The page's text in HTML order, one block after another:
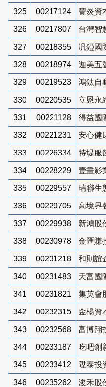
325 00217124 豐炎資
326 00217807 台灣智
327 00218355 汎錏國
328 00218974 迦美五
329 00219523 鴻鈦自
330 00220535 立恩永
331 00221128 得益國
332 00221231 安心健
333 00226334 特堤服
334 00228229 壹畫影
335 00229557 瑞聯生
336 00229705 高境界
337 00229938 新鴻股
338 00230978 金匯賺
339 00231218 和則誼
340 00231483 天富國
341 00231821 集英會
342 00232315 金楊資
343 00232568 富博翔
344 00233187 吃吧創
345 00233412 陞泰投
346 00235262 浚禾股